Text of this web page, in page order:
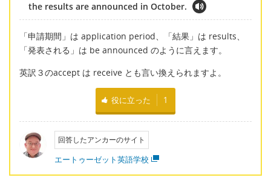
the results are announced in October.
「申請期間」は application period、「結果」は results、
「発表される」は be announced のように言えます。
英訳３のaccept は receive とも言い換えられますよ。
役に立った 1
回答したアンカーのサイト
エートゥーゼット英語学校